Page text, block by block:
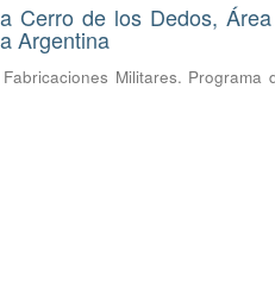
Cerro de los Dedos,
Argentina
Militares. Programa